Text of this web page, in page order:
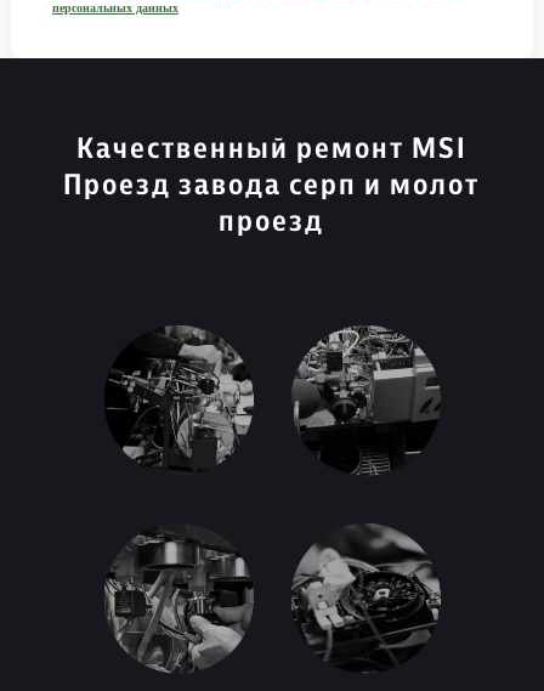
персональных данных
Качественный ремонт MSI
Проезд завода серп и молот
проезд